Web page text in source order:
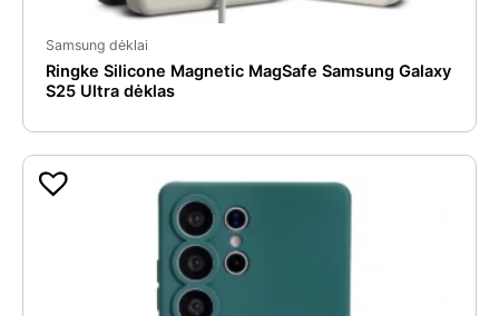
Samsung dėklai
Ringke Silicone Magnetic MagSafe Samsung Galaxy
S25 Ultra dėklas